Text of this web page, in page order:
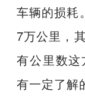
车辆的损耗
7万公里，
有公里数
有一定了解